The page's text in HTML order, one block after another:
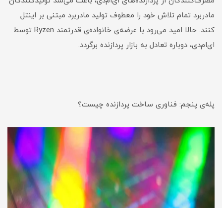
مادربرد تمام تلاش خود را معطوف تولید مادربرد مبتنی بر اینتل
کنند. حالا امید می‌رود با عرضه‌ی خانواده‌ی قدرتمند Ryzen توسط
ای‌ام‌دی، دوباره تعادل به بازار پردازنده برگردد.
پله‌ی پنجم: فناوری ساخت پردازنده چیست؟